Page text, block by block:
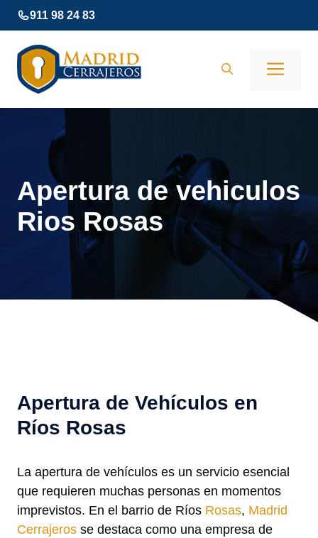
Saltar
al
contenido
911 98 24 83
Apertura de vehiculos
Rios Rosas
Apertura de Vehículos en
Ríos Rosas
La apertura de vehículos es un servicio esencial
que requieren muchas personas en momentos
imprevistos. En el barrio de Ríos Rosas, Madrid
Cerrajeros se destaca como una empresa de